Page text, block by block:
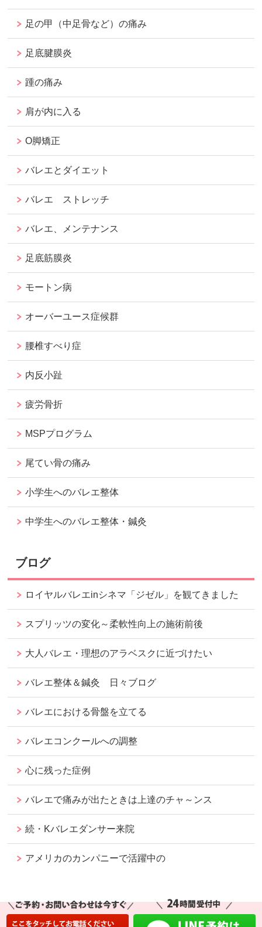
足の甲（中足骨など）の痛み
足底腱膜炎
踵の痛み
肩が内に入る
O脚矯正
バレエとダイエット
バレエ ストレッチ
バレエ、メンテナンス
足底筋膜炎
モートン病
オーバーユース症候群
腰椎すべり症
内反小趾
疲労骨折
MSPプログラム
尾てい骨の痛み
小学生へのバレエ整体
中学生へのバレエ整体・鍼灸
ブログ
ロイヤルバレエinシネマ「ジゼル」を観てきました
スプリッツの変化～柔軟性向上の施術前後
大人バレエ・理想のアラベスクに近づけたい
バレエ整体＆鍼灸 日々ブログ
バレエにおける骨盤を立てる
バレエコンクールへの調整
心に残った症例
バレエで痛みが出たときは上達のチャ～ンス
続・Kバレエダンサー来院
アメリカのカンパニーで活躍中の